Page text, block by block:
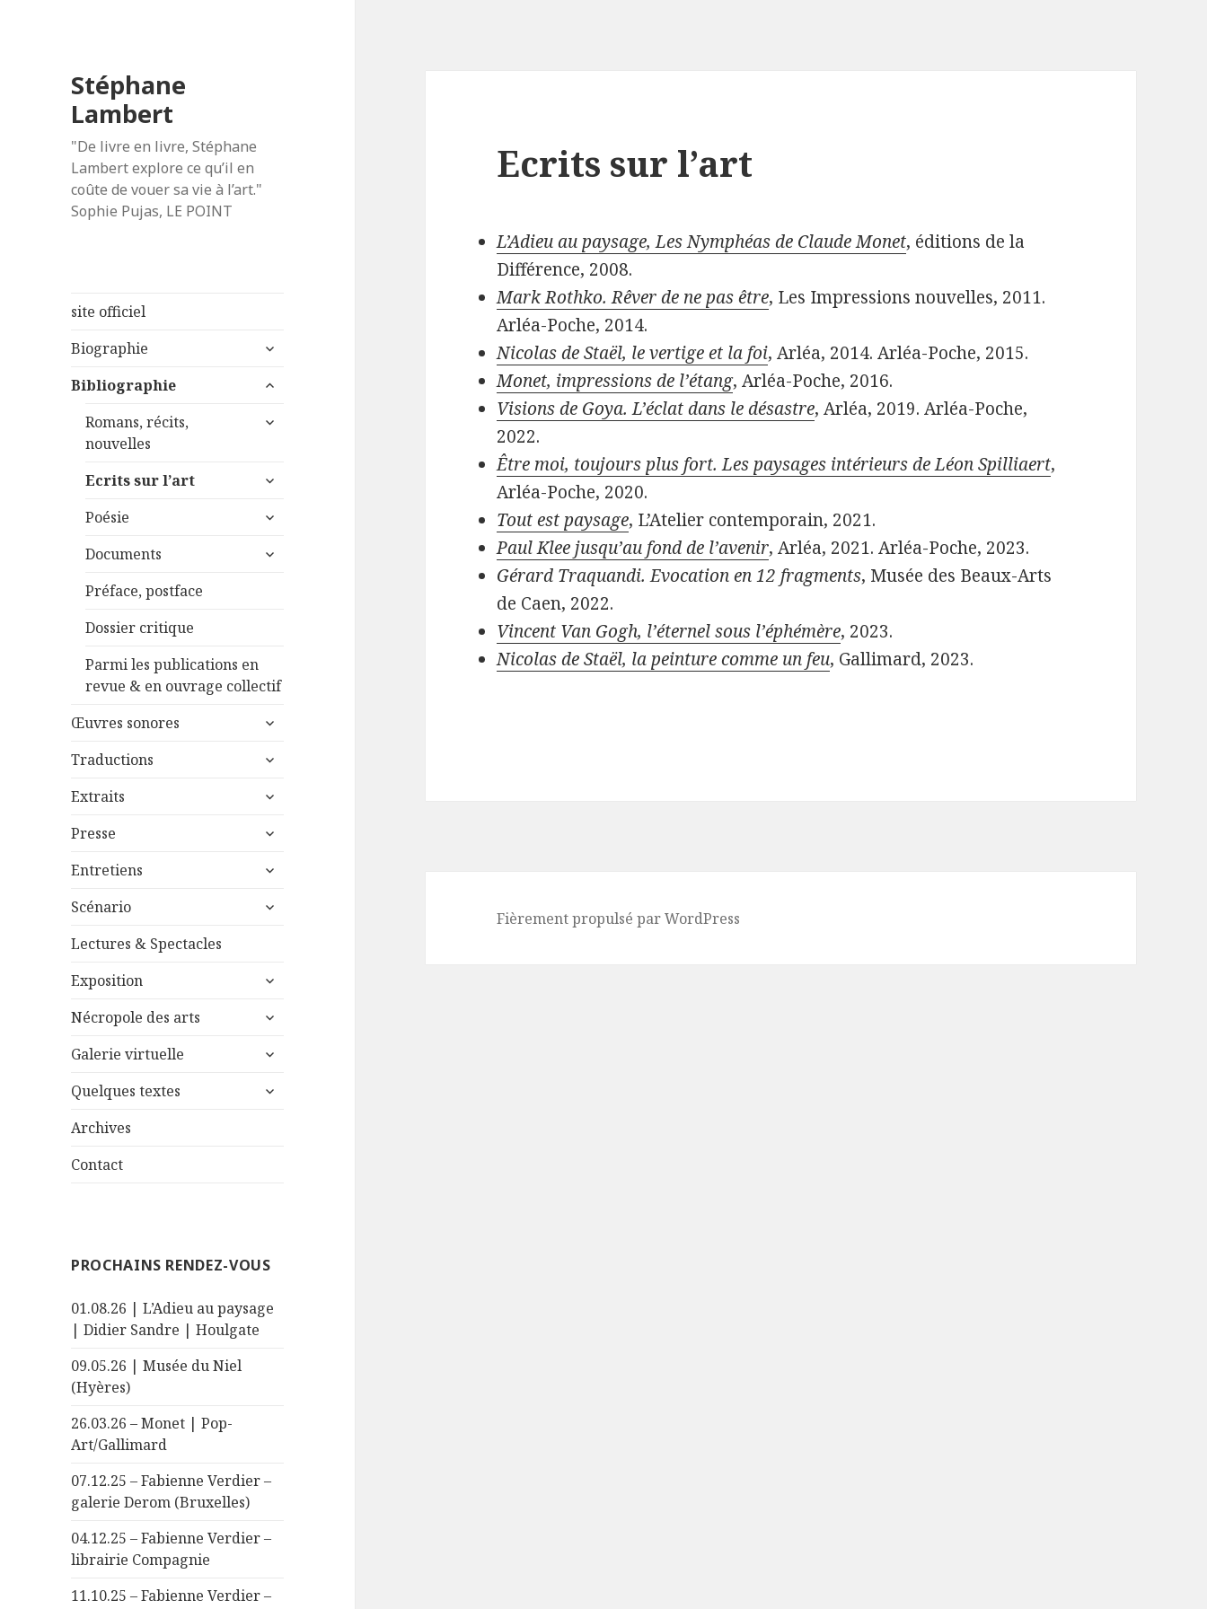
Stéphane
Lambert
"De livre en livre, Stéphane
Lambert explore ce qu’il en
coûte de vouer sa vie à l’art."
Sophie Pujas, LE POINT
site officiel
Biographie
ouvrir
sous-
Bibliographie
ouvrir
sous-
Romans, récits,
nouvelles
ouvrir
menu
Ecrits sur l’art
ouvrir
sous-
Poésie
ouvrir
sous-
Documents
ouvrir
Préface, postface
Dossier critique
Parmi les publications en
revue & en ouvrage collectif
Œuvres sonores
ouvrir
sous-
Traductions
ouvrir
sous-
Extraits
ouvrir
sous-
Presse
ouvrir
sous-
Entretiens
ouvrir
sous-
Scénario
ouvrir
Lectures & Spectacles
Exposition
ouvrir
sous-
Nécropole des arts
ouvrir
sous-
Galerie virtuelle
ouvrir
sous-
Quelques textes
ouvrir
Archives
Contact
PROCHAINS RENDEZ-VOUS
01.08.26 | L’Adieu au paysage
| Didier Sandre | Houlgate
09.05.26 | Musée du Niel
(Hyères)
26.03.26 – Monet | Pop-
Art/Gallimard
07.12.25 – Fabienne Verdier –
galerie Derom (Bruxelles)
04.12.25 – Fabienne Verdier –
librairie Compagnie
11.10.25 – Fabienne Verdier –
Ecrits sur l’art
L’Adieu au paysage, Les Nymphéas de Claude Monet, éditions de la
Différence, 2008.
Mark Rothko. Rêver de ne pas être, Les Impressions nouvelles, 2011.
Arléa-Poche, 2014.
Nicolas de Staël, le vertige et la foi, Arléa, 2014. Arléa-Poche, 2015.
Monet, impressions de l’étang, Arléa-Poche, 2016.
Visions de Goya. L’éclat dans le désastre, Arléa, 2019. Arléa-Poche,
2022.
Être moi, toujours plus fort. Les paysages intérieurs de Léon Spilliaert,
Arléa-Poche, 2020.
Tout est paysage, L’Atelier contemporain, 2021.
Paul Klee jusqu’au fond de l’avenir, Arléa, 2021. Arléa-Poche, 2023.
Gérard Traquandi. Evocation en 12 fragments, Musée des Beaux-Arts
de Caen, 2022.
Vincent Van Gogh, l’éternel sous l’éphémère, 2023.
Nicolas de Staël, la peinture comme un feu, Gallimard, 2023.
Fièrement propulsé par WordPress